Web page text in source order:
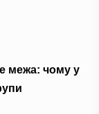
межа: чому у